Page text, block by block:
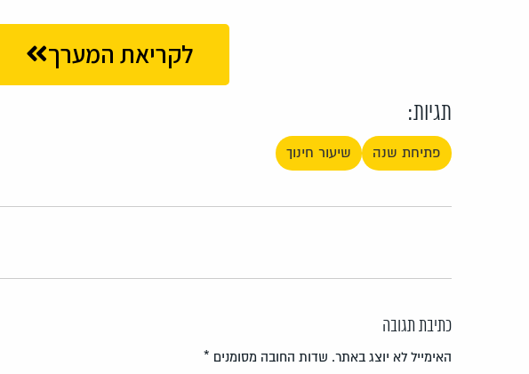
לקריאת המערך
תגיות:
פתיחת שנה שיעור חינוך
כתיבת תגובה
האימייל לא יוצג באתר. שדות החובה מסומנים *